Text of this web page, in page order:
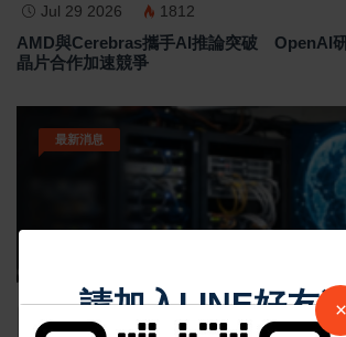
Jul 29 2026 1812
AMD與Cerebras攜手AI推論突破 OpenAI
晶片合作加速競爭
最新消息
請加入LINE好友 ×